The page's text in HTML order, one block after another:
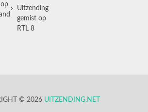
Uitzending
gemist op
RTL 8
© 2026 UITZENDING.NET